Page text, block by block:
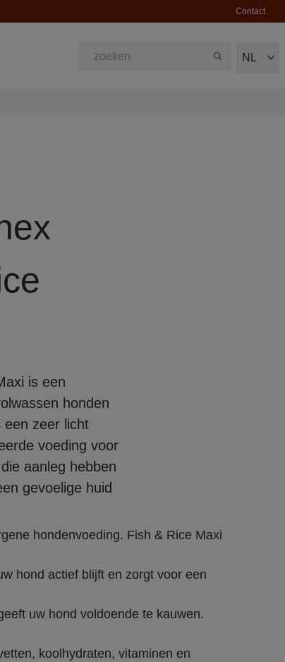
Contact
NL
is een
honden
een zeer licht
voeding voor
aanleg hebben
gevoelige huid
hondenvoeding. Fish & Rice Maxi